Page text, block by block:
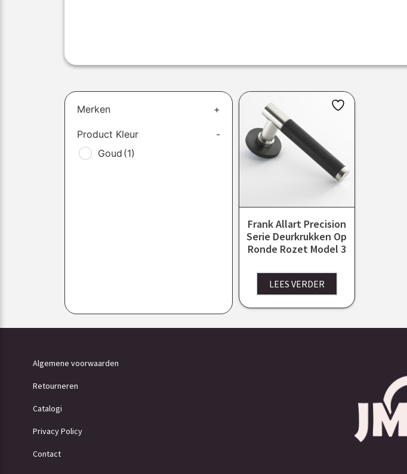
Merken +
Product Kleur
-
Goud (1)
Frank Allart Precision
Serie Deurkrukken Op
Ronde Rozet Model 3
LEES VERDER
Algemene voorwaarden
Retourneren
Catalogi
Privacy Policy
Contact